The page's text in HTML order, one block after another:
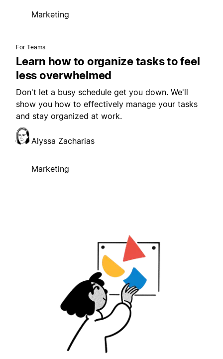
Marketing
For Teams
Learn how to organize tasks to feel
less overwhelmed
Don't let a busy schedule get you down. We'll
show you how to effectively manage your tasks
and stay organized at work.
Alyssa Zacharias
Marketing